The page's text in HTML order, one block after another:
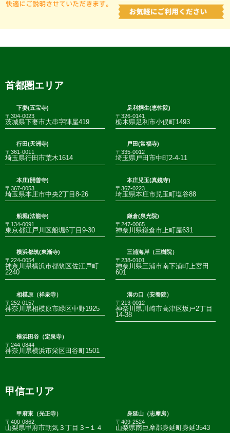
首都圏エリア
下妻(五宝寺)
〒304-0023
茨城県下妻市大串字陣屋419
足利桐生(恵性院)
〒326-0141
栃木県足利市小俣町1493
行田(天洲寺)
〒361-0011
埼玉県行田市荒木1614
戸田(常福寺)
〒335-0012
埼玉県戸田市中町2-4-11
本庄(開善寺)
〒367-0053
埼玉県本庄市中央2丁目8-26
本庄児玉(真鏡寺)
〒367-0223
埼玉県本庄市児玉町塩谷88
船堀(法龍寺)
〒134-0091
東京都江戸川区船堀6丁目9-30
鎌倉(泉光院)
〒247-0065
神奈川県鎌倉市上町屋631
横浜都筑(東漸寺)
〒224-0054
神奈川県横浜市都筑区佐江戸町
2240
三浦海岸（三樹院）
〒238-0101
神奈川県三浦市南下浦町上宮田
601
相模原（祥泉寺）
〒252-0157
神奈川県相模原市緑区中野1925
溝の口（安養院）
〒213-0012
神奈川県川崎市高津区坂戸2丁目
14-38
横浜田谷（定泉寺）
〒244-0844
神奈川県横浜市栄区田谷町1501
甲信エリア
甲府東（光正寺）
〒400-0862
山梨県甲府市朝気３丁目３−１４
身延山（志摩房）
〒409-2524
山梨県南巨摩郡身延町身延3543